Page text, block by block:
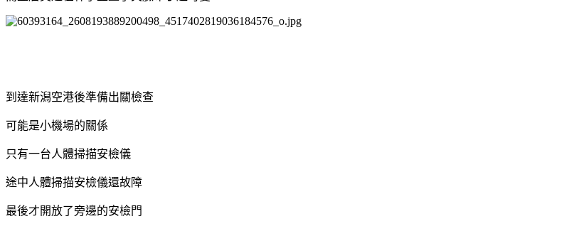
到達新潟空港後準備出關檢查
可能是小機場的關係
只有一台人體掃描安檢儀
途中人體掃描安檢儀還故障
最後才開放了旁邊的安檢門